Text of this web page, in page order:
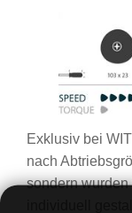
Exklusiv bei
nach
sondern